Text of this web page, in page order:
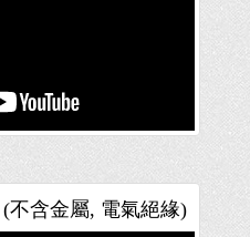
不含金屬, 電氣絕緣)